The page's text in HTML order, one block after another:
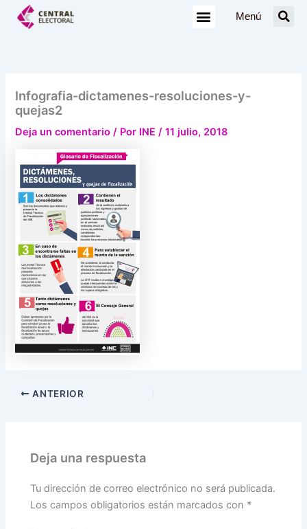
Menú
Infografia-dictamenes-resoluciones-y-
quejas2
Deja un comentario / Por INE/11 julio, 2018
ANTERIOR
Deja una respuesta
Tu dirección de correo electrónico no será publicada.
Los campos obligatorios están marcados con *